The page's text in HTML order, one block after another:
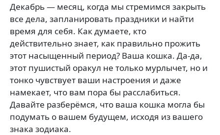
Декабрь — месяц, когда мы стремимся закрыть
все дела, запланировать праздники и найти
время для себя. Как думаете, кто
действительно знает, как правильно прожить
этот насыщенный период? Ваша кошка. Да-да,
этот пушистый оракул не только мурлычет, но и
тонко чувствует ваши настроения и даже
намекает, что вам пора бы расслабиться.
Давайте разберёмся, что ваша кошка могла бы
подумать о вашем будущем, исходя из вашего
знака зодиака.